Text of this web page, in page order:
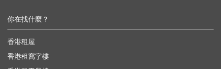
你在找什麼？
香港租屋
香港租寫字樓